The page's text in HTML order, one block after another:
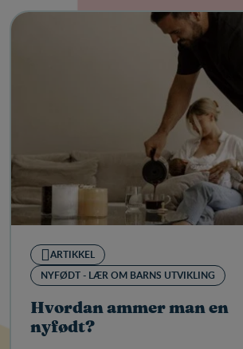
ARTIKKEL
NYFØDT - LÆR OM BARNS UTVIKLING
Hvordan ammer man en
nyfødt?